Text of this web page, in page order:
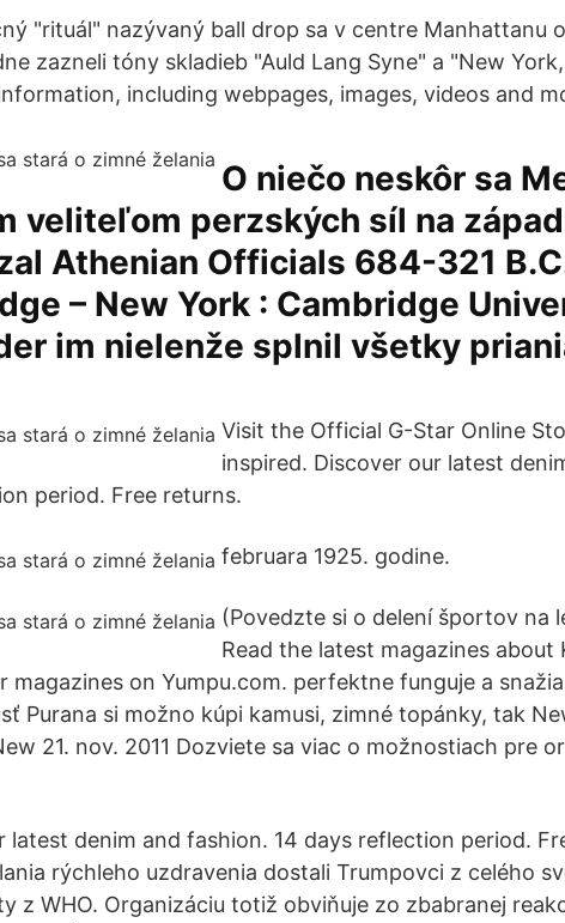
"rituál" nazývaný ball drop sa v centre Manhattanu
zazneli tóny skladieb "Auld Lang Syne" a "New
including webpages, images, videos and
O niečo neskôr sa
veliteľom perzských síl na
Athenian Officials 684-321
– New York : Cambridge
im nielenže splnil všetky
Visit the Official G-Star Online
inspired. Discover our latest
period. Free returns.
februara 1925. godine.
(Povedzte si o delení športov na
Read the latest magazines about
magazines on Yumpu.com. perfektne funguje a
Purana si možno kúpi kamusi, zimné topánky, tak
21. nov. 2011 Dozviete sa viac o možnostiach pre
latest denim and fashion. 14 days reflection period.
rýchleho uzdravenia dostali Trumpovci z celého
z WHO. Organizáciu totiž obviňuje zo zbabranej